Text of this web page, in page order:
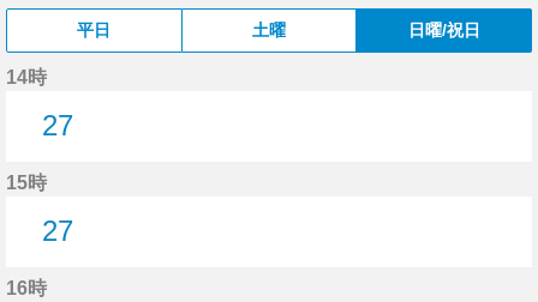
平日 土曜 日曜/祝日
14時
27
15時
27
16時